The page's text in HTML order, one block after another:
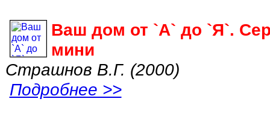
Ваш дом от `А` до `Я`.
мини
Страшнов В.Г. (2000)
Подробнее >>